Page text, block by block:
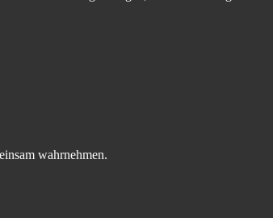
wahrnehmen.